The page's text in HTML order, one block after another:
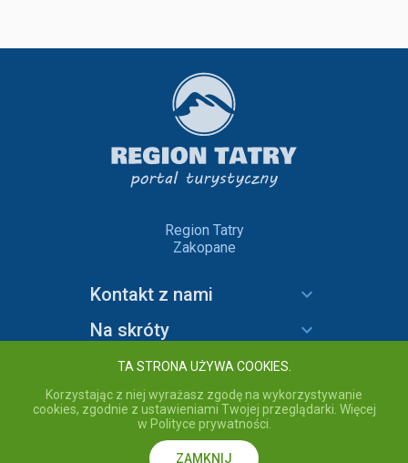
Region Tatry
Zakopane
Kontakt z nami
Na skróty
Informacje
copyright © 2020 Region Tatry - wszelkie prawa zastrzeżone.
Przebywając na stronie akceptujesz Politykę prywatności
TA STRONA UŻYWA COOKIES.
Korzystając z niej wyrażasz zgodę na wykorzystywanie
cookies, zgodnie z ustawieniami Twojej przeglądarki. Więcej
w Polityce prywatności.